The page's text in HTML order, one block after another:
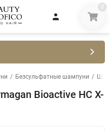
0
/ Безсульфатные шампуни /
Bioactive HC X-